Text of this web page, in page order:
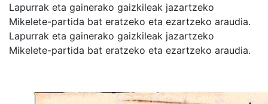
Lapurrak eta gainerako gaizkileak jazartzeko
Mikelete-partida bat eratzeko eta ezartzeko araudia.
Lapurrak eta gainerako gaizkileak jazartzeko
Mikelete-partida bat eratzeko eta ezartzeko araudia.